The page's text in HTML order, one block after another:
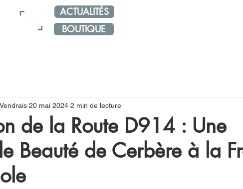
ACTUALITÉS
BOUTIQUE
de la Route D914 : Une
Beauté de Cerbère à la
20 mai 2024 2 min de lecture